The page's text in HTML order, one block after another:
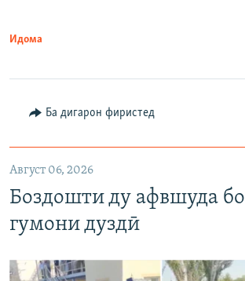
Идома
Ба дигарон фиристед
Август 06, 2026
Боздошти ду афвшуда бо
гумони дуздӣ